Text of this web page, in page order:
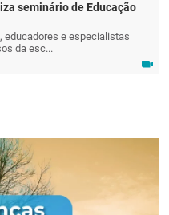
seminário de Educação
educadores e especialistas
da esc...